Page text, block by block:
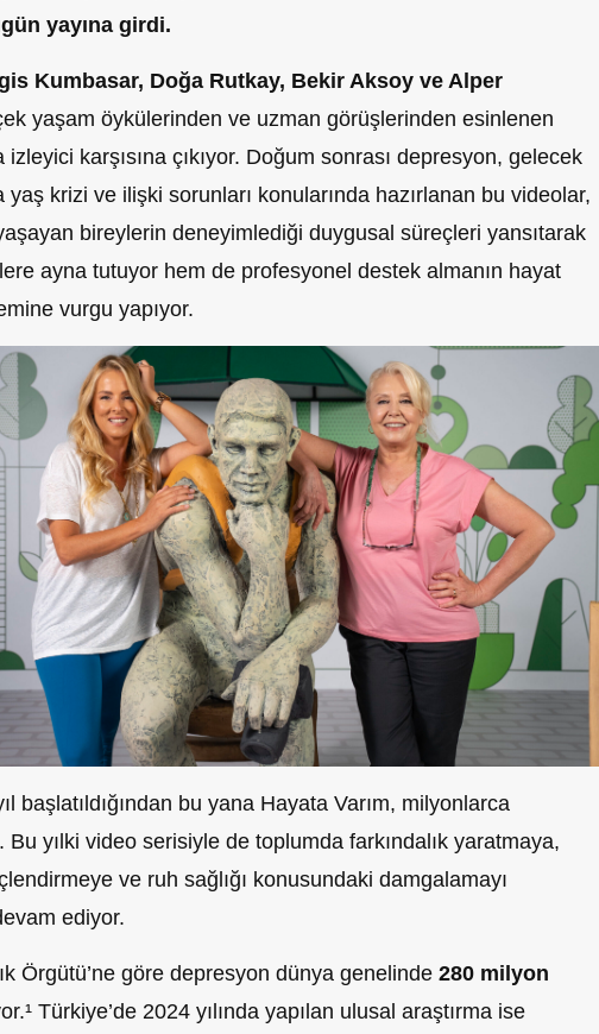
yayına girdi.
Kumbasar, Doğa Rutkay, Bekir Aksoy ve Alper
yaşam öykülerinden ve uzman görüşlerinden esinlenen
karşısına çıkıyor. Doğum sonrası depresyon, gelecek
yaş krizi ve ilişki sorunları konularında hazırlanan bu videolar,
bireylerin deneyimlediği duygusal süreçleri yansıtarak
ayna tutuyor hem de profesyonel destek almanın hayat
vurgu yapıyor.
başlatıldığından bu yana Hayata Varım, milyonlarca
Bu yılki video serisiyle de toplumda farkındalık yaratmaya,
ve ruh sağlığı konusundaki damgalamayı
ediyor.
Örgütü’ne göre depresyon dünya genelinde 280 milyon
Türkiye’de 2024 yılında yapılan ulusal araştırma ise